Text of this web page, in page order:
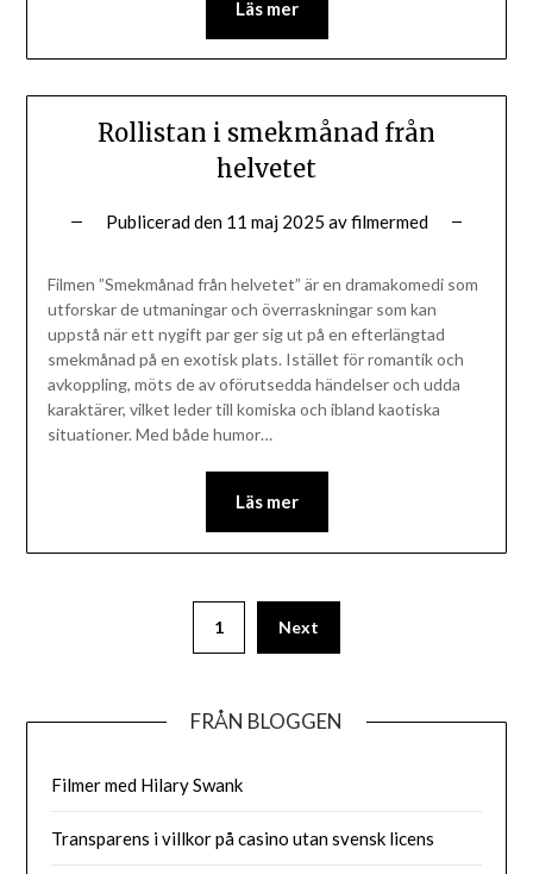
Läs mer
Rollistan i smekmånad från
helvetet
Publicerad den 11 maj 2025 avfilmermed
Filmen ”Smekmånad från helvetet” är en dramakomedi som
utforskar de utmaningar och överraskningar som kan
uppstå när ett nygift par ger sig ut på en efterlängtad
smekmånad på en exotisk plats. Istället för romantik och
avkoppling, möts de av oförutsedda händelser och udda
karaktärer, vilket leder till komiska och ibland kaotiska
situationer. Med både humor…
Läs mer
1 Next
FRÅN BLOGGEN
Filmer med Hilary Swank
Transparens i villkor på casino utan svensk licens